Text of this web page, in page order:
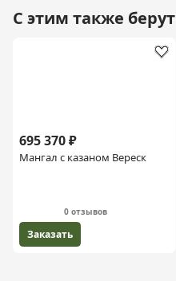
С этим также берут
695 370 ₽
Мангал с казаном Вереск
0 отзывов
Заказать